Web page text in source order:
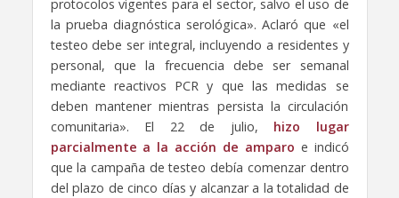
protocolos vigentes para el sector, salvo el uso de
la prueba diagnóstica serológica». Aclaró que «el
testeo debe ser integral, incluyendo a residentes y
personal, que la frecuencia debe ser semanal
mediante reactivos PCR y que las medidas se
deben mantener mientras persista la circulación
comunitaria». El 22 de julio, hizo lugar
parcialmente a la acción de amparo e indicó
que la campaña de testeo debía comenzar dentro
del plazo de cinco días y alcanzar a la totalidad de